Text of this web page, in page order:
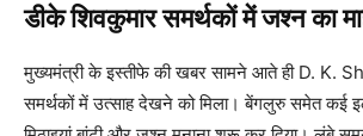
डीके शिवकुमार समर्थकों में जश्न का
मुख्यमंत्री के इस्तीफे की खबर सामने आते ही D. K.
समर्थकों में उत्साह देखने को मिला। बेंगलुरु समेत कई